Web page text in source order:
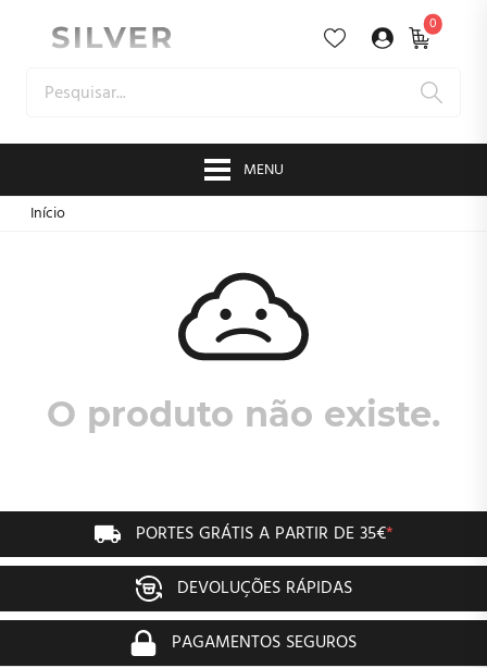
0
MENU
Início
O produto não existe.
PORTES GRÁTIS A PARTIR DE 35€*
DEVOLUÇÕES RÁPIDAS
PAGAMENTOS SEGUROS